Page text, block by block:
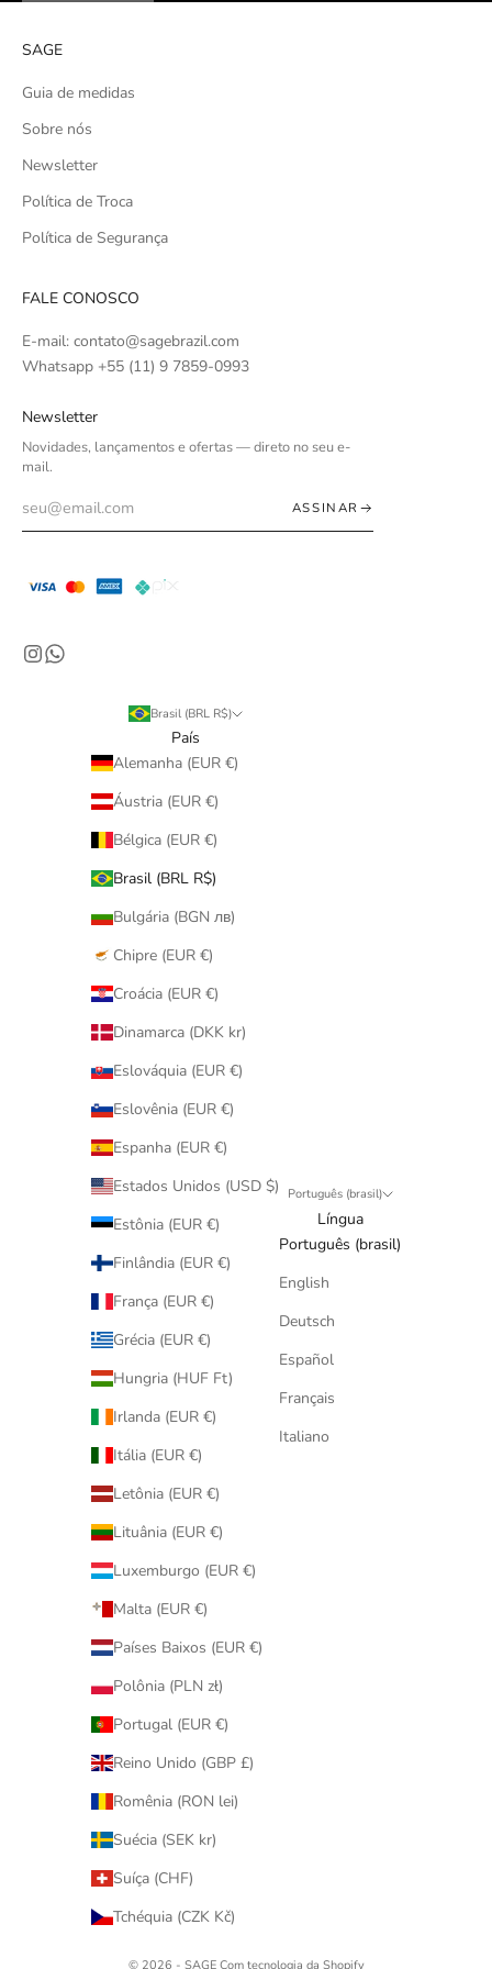
SAGE
Guia de medidas
Sobre nós
Newsletter
Política de Troca
Política de Segurança
FALE CONOSCO
E-mail: contato@sagebrazil.com
Whatsapp +55 (11) 9 7859-0993
Newsletter
Novidades, lançamentos e ofertas — direto no seu e-
mail.
ASSINAR
Brasil (BRL R$)
País
Alemanha (EUR €)
Áustria (EUR €)
Bélgica (EUR €)
Brasil (BRL R$)
Bulgária (BGN лв)
Chipre (EUR €)
Croácia (EUR €)
Dinamarca (DKK kr)
Eslováquia (EUR €)
Eslovênia (EUR €)
Espanha (EUR €)
Estados Unidos (USD $)
Estônia (EUR €)
Finlândia (EUR €)
França (EUR €)
Grécia (EUR €)
Hungria (HUF Ft)
Irlanda (EUR €)
Itália (EUR €)
Letônia (EUR €)
Lituânia (EUR €)
Luxemburgo (EUR €)
Malta (EUR €)
Países Baixos (EUR €)
Polônia (PLN zł)
Portugal (EUR €)
Reino Unido (GBP £)
Romênia (RON lei)
Suécia (SEK kr)
Suíça (CHF)
Tchéquia (CZK Kč)
Português (brasil)
Língua
Português (brasil)
English
Deutsch
Español
Français
Italiano
© 2026 - SAGE Com tecnologia da Shopify